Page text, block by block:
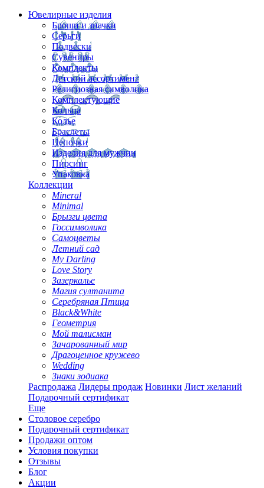
Ювелирные изделия
Броши и значки
Серьги
Подвески
Сувениры
Комплекты
Детский ассортимент
Религиозная символика
Комплектующие
Кольца
Колье
Браслеты
Цепочки
Изделия для мужчин
Пирсинг
Упаковка
Коллекции
Mineral
Minimal
Брызги цвета
Госсимволика
Самоцветы
Летний сад
My Darling
Love Story
Зазеркалье
Магия султанита
Серебряная Птица
Black&White
Геометрия
Мой талисман
Зачарованный мир
Драгоценное кружево
Wedding
Знаки зодиака
Распродажа Лидеры продаж Новинки Лист желаний
Подарочный сертификат
Еще
Столовое серебро
Подарочный сертификат
Продажи оптом
Условия покупки
Отзывы
Блог
Акции